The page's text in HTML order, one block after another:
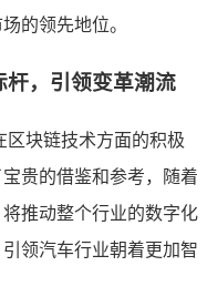
的领先地位。
杆，引领变革潮流
区块链技术方面的积极
贵的借鉴和参考，随着
推动整个行业的数字化
领汽车行业朝着更加智